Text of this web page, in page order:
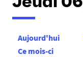
Jeudi
Aujourd'hui
Ce mois-ci